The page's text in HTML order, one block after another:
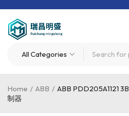
Home / ABB / ABB PDD205A1121
制器